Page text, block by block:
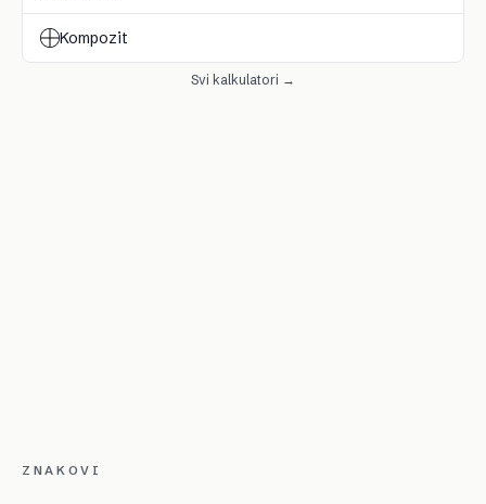
Kompozit
Svi kalkulatori →
ZNAKOVI